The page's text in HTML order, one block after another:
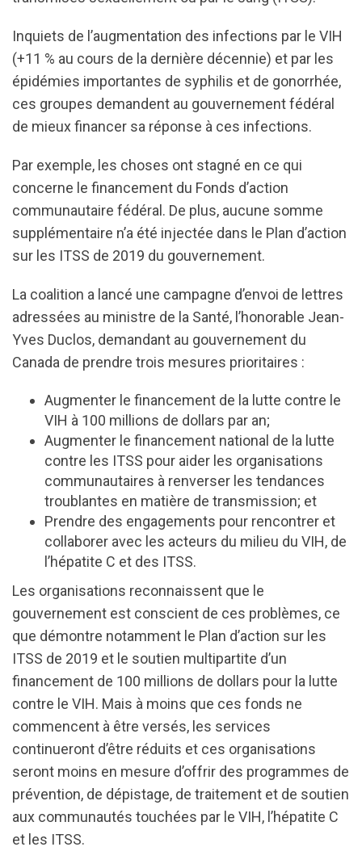
Inquiets de l’augmentation des infections par le VIH
(+11 % au cours de la dernière décennie) et par les
épidémies importantes de syphilis et de gonorrhée,
ces groupes demandent au gouvernement fédéral
de mieux financer sa réponse à ces infections.
Par exemple, les choses ont stagné en ce qui
concerne le financement du Fonds d’action
communautaire fédéral. De plus, aucune somme
supplémentaire n’a été injectée dans le Plan d’action
sur les ITSS de 2019 du gouvernement.
La coalition a lancé une campagne d’envoi de lettres
adressées au ministre de la Santé, l’honorable Jean-
Yves Duclos, demandant au gouvernement du
Canada de prendre trois mesures prioritaires :
Augmenter le financement de la lutte contre le
VIH à 100 millions de dollars par an;
Augmenter le financement national de la lutte
contre les ITSS pour aider les organisations
communautaires à renverser les tendances
troublantes en matière de transmission; et
Prendre des engagements pour rencontrer et
collaborer avec les acteurs du milieu du VIH, de
l’hépatite C et des ITSS.
Les organisations reconnaissent que le
gouvernement est conscient de ces problèmes, ce
que démontre notamment le Plan d’action sur les
ITSS de 2019 et le soutien multipartite d’un
financement de 100 millions de dollars pour la lutte
contre le VIH. Mais à moins que ces fonds ne
commencent à être versés, les services
continueront d’être réduits et ces organisations
seront moins en mesure d’offrir des programmes de
prévention, de dépistage, de traitement et de soutien
aux communautés touchées par le VIH, l’hépatite C
et les ITSS.